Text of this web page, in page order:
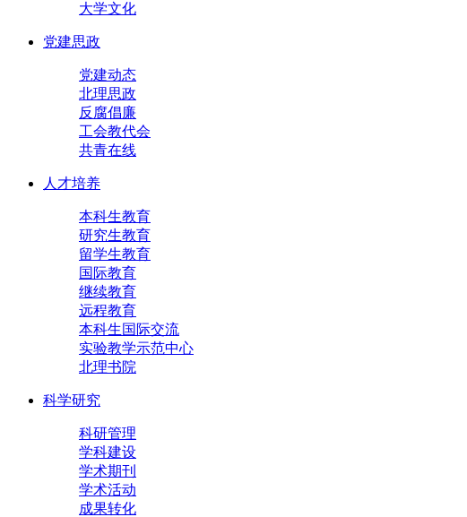
大学文化
党建思政
党建动态
北理思政
反腐倡廉
工会教代会
共青在线
人才培养
本科生教育
研究生教育
留学生教育
国际教育
继续教育
远程教育
本科生国际交流
实验教学示范中心
北理书院
科学研究
科研管理
学科建设
学术期刊
学术活动
成果转化